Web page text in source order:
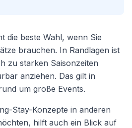
die beste Wahl, wenn Sie
brauchen. In Randlagen ist
zu starken Saisonzeiten
anziehen. Das gilt in
um große Events.
Stay-Konzepte in anderen
hilft auch ein Blick auf